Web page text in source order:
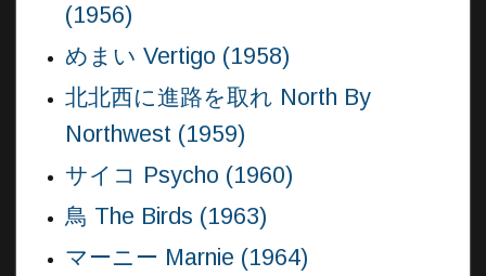
(1956)
めまい Vertigo (1958)
北北西に進路を取れ North By
Northwest (1959)
サイコ Psycho (1960)
鳥 The Birds (1963)
マーニー Marnie (1964)